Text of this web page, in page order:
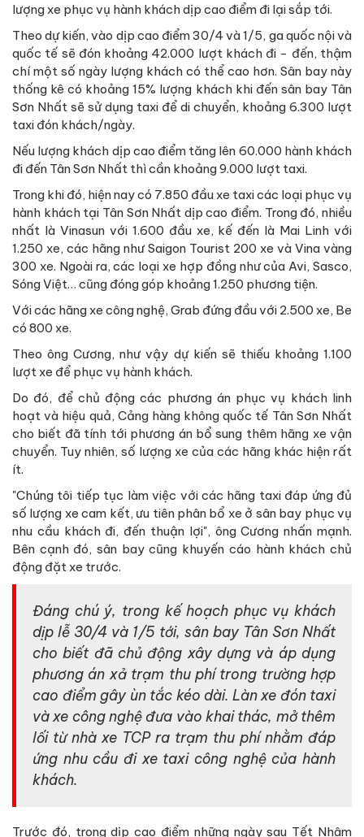
lượng xe phục vụ hành khách dịp cao điểm đi lại sắp tới.
Theo dự kiến, vào dịp cao điểm 30/4 và 1/5, ga quốc nội và
quốc tế sẽ đón khoảng 42.000 lượt khách đi - đến, thậm
chí một số ngày lượng khách có thể cao hơn. Sân bay này
thống kê có khoảng 15% lượng khách khi đến sân bay Tân
Sơn Nhất sẽ sử dụng taxi để di chuyển, khoảng 6.300 lượt
taxi đón khách/ngày.
Nếu lượng khách dịp cao điểm tăng lên 60.000 hành khách
đi đến Tân Sơn Nhất thì cần khoảng 9.000 lượt taxi.
Trong khi đó, hiện nay có 7.850 đầu xe taxi các loại phục vụ
hành khách tại Tân Sơn Nhất dịp cao điểm. Trong đó, nhiều
nhất là Vinasun với 1.600 đầu xe, kế đến là Mai Linh với
1.250 xe, các hãng như Saigon Tourist 200 xe và Vina vàng
300 xe. Ngoài ra, các loại xe hợp đồng như của Avi, Sasco,
Sóng Việt… cũng đóng góp khoảng 1.250 phương tiện.
Với các hãng xe công nghệ, Grab đứng đầu với 2.500 xe, Be
có 800 xe.
Theo ông Cương, như vậy dự kiến sẽ thiếu khoảng 1.100
lượt xe để phục vụ hành khách.
Do đó, để chủ động các phương án phục vụ khách linh
hoạt và hiệu quả, Cảng hàng không quốc tế Tân Sơn Nhất
cho biết đã tính tới phương án bổ sung thêm hãng xe vận
chuyển. Tuy nhiên, số lượng xe của các hãng khác hiện rất
ít.
"Chúng tôi tiếp tục làm việc với các hãng taxi đáp ứng đủ
số lượng xe cam kết, ưu tiên phân bổ xe ở sân bay phục vụ
nhu cầu khách đi, đến thuận lợi", ông Cương nhấn mạnh.
Bên cạnh đó, sân bay cũng khuyến cáo hành khách chủ
động đặt xe trước.
Đáng chú ý, trong kế hoạch phục vụ khách
dịp lễ 30/4 và 1/5 tới, sân bay Tân Sơn Nhất
cho biết đã chủ động xây dựng và áp dụng
phương án xả trạm thu phí trong trường hợp
cao điểm gây ùn tắc kéo dài. Làn xe đón taxi
và xe công nghệ đưa vào khai thác, mở thêm
lối từ nhà xe TCP ra trạm thu phí nhằm đáp
ứng nhu cầu đi xe taxi công nghệ của hành
khách.
Trước đó, trong dịp cao điểm những ngày sau Tết Nhâm